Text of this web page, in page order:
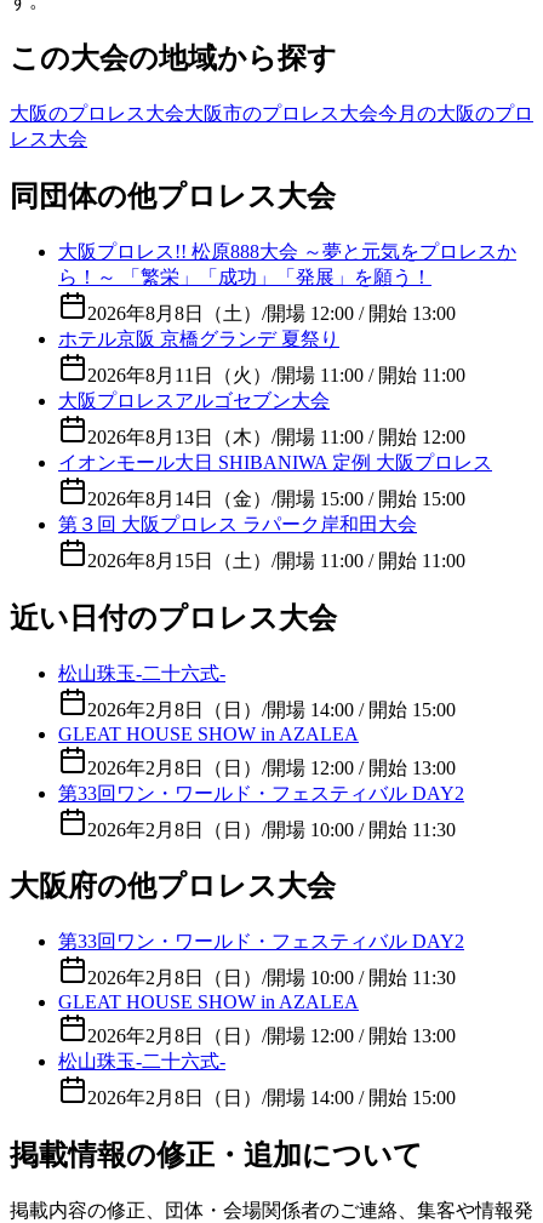
この大会の地域から探す
大阪のプロレス大会大阪市のプロレス大会今月の大阪のプロ
レス大会
同団体の他プロレス大会
大阪プロレス!! 松原888大会 ～夢と元気をプロレスか
ら！～ 「繁栄」「成功」「発展」を願う！
2026年8月8日（土） /開場 12:00 / 開始 13:00
ホテル京阪 京橋グランデ 夏祭り
2026年8月11日（火） /開場 11:00 / 開始 11:00
大阪プロレスアルゴセブン大会
2026年8月13日（木） /開場 11:00 / 開始 12:00
イオンモール大日 SHIBANIWA 定例 大阪プロレス
2026年8月14日（金） /開場 15:00 / 開始 15:00
第３回 大阪プロレス ラパーク岸和田大会
2026年8月15日（土） /開場 11:00 / 開始 11:00
近い日付のプロレス大会
松山珠玉-二十六式-
2026年2月8日（日） /開場 14:00 / 開始 15:00
GLEAT HOUSE SHOW in AZALEA
2026年2月8日（日） /開場 12:00 / 開始 13:00
第33回ワン・ワールド・フェスティバル DAY2
2026年2月8日（日） /開場 10:00 / 開始 11:30
大阪府の他プロレス大会
第33回ワン・ワールド・フェスティバル DAY2
2026年2月8日（日） /開場 10:00 / 開始 11:30
GLEAT HOUSE SHOW in AZALEA
2026年2月8日（日） /開場 12:00 / 開始 13:00
松山珠玉-二十六式-
2026年2月8日（日） /開場 14:00 / 開始 15:00
掲載情報の修正・追加について
掲載内容の修正、団体・会場関係者のご連絡、集客や情報発